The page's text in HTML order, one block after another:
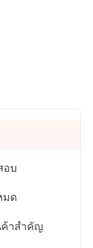
อบ
มด
ค้าสำคัญ